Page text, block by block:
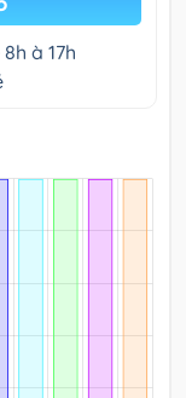
à 17h